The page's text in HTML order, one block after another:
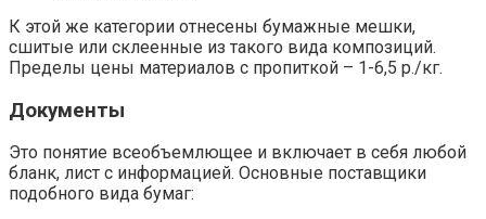
К этой же категории отнесены бумажные мешки,
сшитые или склеенные из такого вида композиций.
Пределы цены материалов с пропиткой – 1-6,5 р./кг.
Документы
Это понятие всеобъемлющее и включает в себя любой
бланк, лист с информацией. Основные поставщики
подобного вида бумаг: